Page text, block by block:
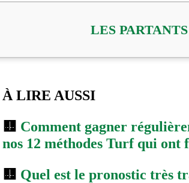
LES
À LIRE AUSSI
🟨 Comment gagner
nos 12 méthodes Turf qui ont
🟨 Quel est le pronostic très